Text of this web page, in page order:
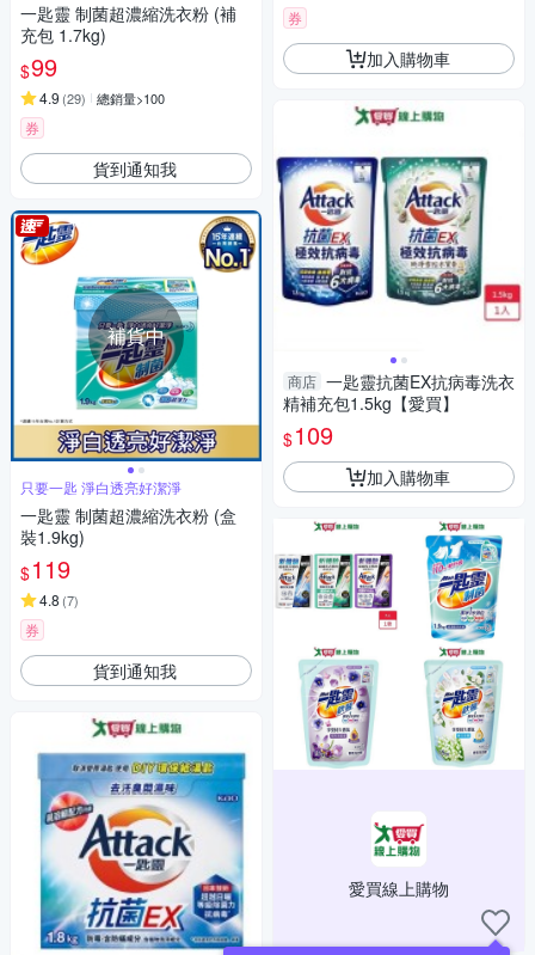
一匙靈 制菌超濃縮洗衣粉 (補
充包 1.7kg)
$99
4.9 (29) 總銷量>100
券
貨到通知我
補貨中
只要一匙 淨白透亮好潔淨
一匙靈 制菌超濃縮洗衣粉 (盒
裝1.9kg)
$119
4.8 (7)
券
貨到通知我
券
加入購物車
商店 一匙靈抗菌EX抗病毒洗衣
精補充包1.5kg【愛買】
$109
加入購物車
愛買線上購物